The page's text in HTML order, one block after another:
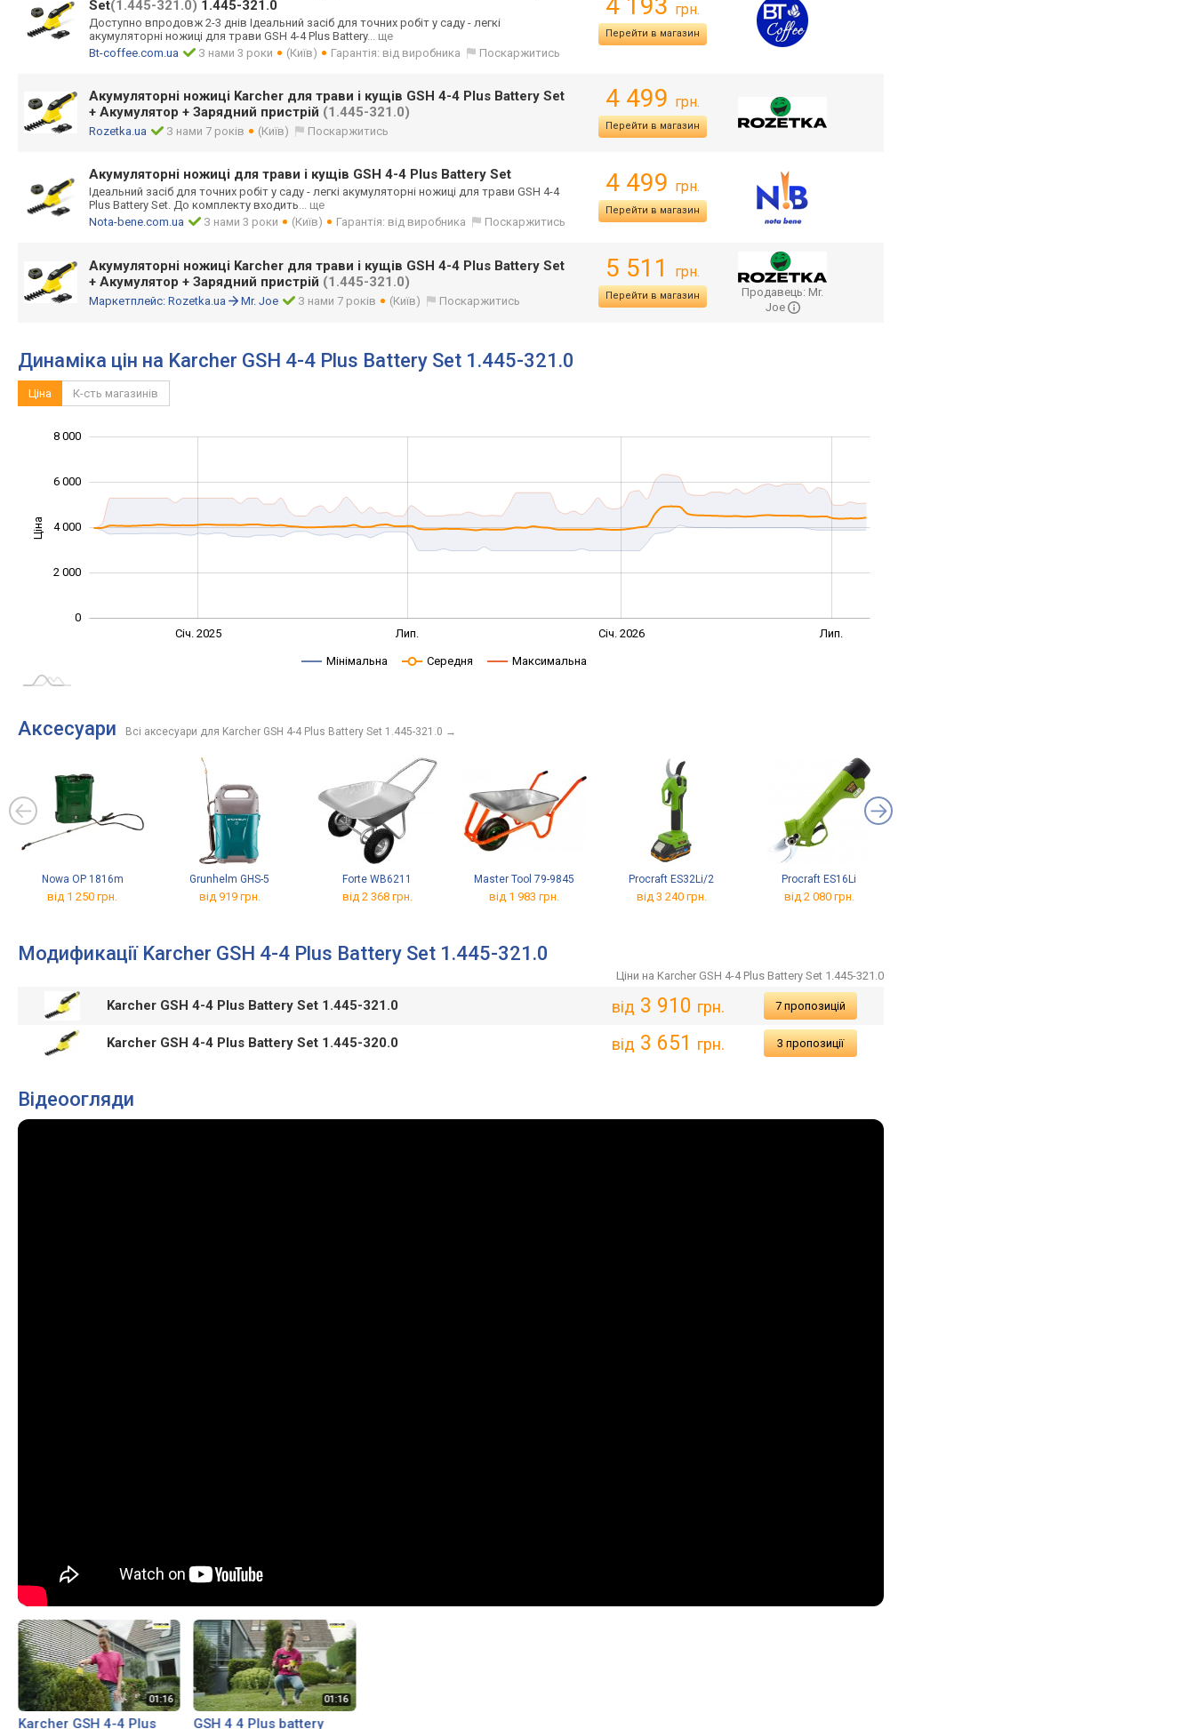
Set(1.445-321.0) 1.445-321.0
Доступно впродовж 2-3 днів Ідеальний засіб для точних робіт у саду - легкі
акумуляторні ножиці для трави GSH 4-4 Plus Battery... ще
Bt-coffee.com.ua
З нами 3 роки (Київ) Гарантія: від виробника Поскаржитись
грн.
Перейти в магазин
Акумуляторні ножиці Karcher для трави і кущів GSH 4-4 Plus Battery Set
+ Акумулятор + Зарядний пристрій (1.445-321.0)
Rozetka.ua З нами 7 років (Київ) Поскаржитись
4 499 грн.
Перейти в магазин
Акумуляторні ножиці для трави і кущів GSH 4-4 Plus Battery Set
Ідеальний засіб для точних робіт у саду - легкі акумуляторні ножиці для трави GSH 4-4
Plus Battery Set. До комплекту входить... ще
Nota-bene.com.ua
З нами 3 роки (Київ) Гарантія: від виробника Поскаржитись
4 499 грн.
Перейти в магазин
Акумуляторні ножиці Karcher для трави і кущів GSH 4-4 Plus Battery Set
+ Акумулятор + Зарядний пристрій (1.445-321.0)
Маркетплейс: Rozetka.ua Mr. Joe З нами 7 років (Київ) Поскаржитись
5 511 грн.
Перейти в магазин Продавець: Mr.
Joe
Динаміка цін на Karcher GSH 4-4 Plus Battery Set 1.445-321.0
Ціна К-сть магазинів
Ціна 1 000
0
2 000
4 000
6 000
8 000
Січ. 2025 Січ. 2026
Лип. Лип.
Мінімальна Середня Максимальна
Аксесуари Всі аксесуари для Karcher GSH 4-4 Plus Battery Set 1.445-321.0 →
Nowa OP 1816m
від 1 250 грн.
Grunhelm GHS-5
від 919 грн.
Forte WB6211
від 2 368 грн.
Master Tool 79-9845
від 1 983 грн.
Procraft ES32Li/2
від 3 240 грн.
Procraft ES16Li
від 2 080 грн.
Модификації Karcher GSH 4-4 Plus Battery Set 1.445-321.0
Ціни на Karcher GSH 4-4 Plus Battery Set 1.445-321.0
Karcher GSH 4-4 Plus Battery Set 1.445-321.0 від 3 910 грн. 7 пропозицій
Karcher GSH 4-4 Plus Battery Set 1.445-320.0 від 3 651 грн. 3 пропозиції
Відеоогляди
Karcher GSH 4-4 Plus GSH 4 4 Plus battery